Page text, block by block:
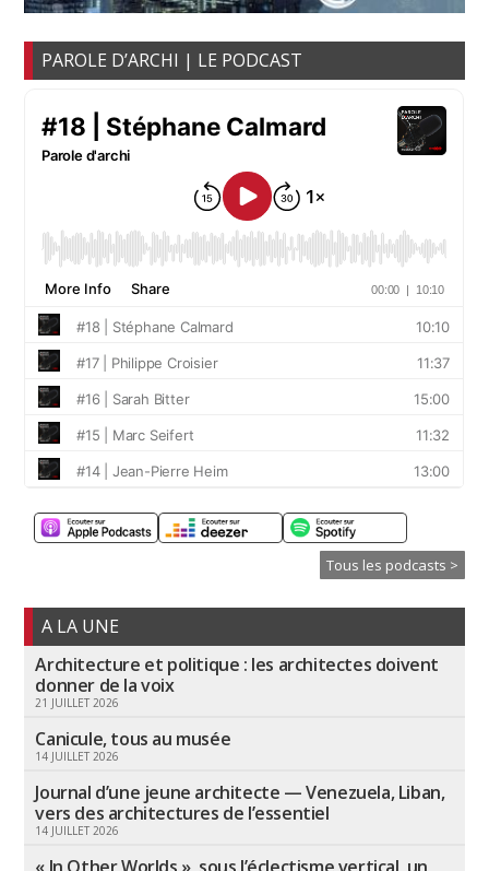
PAROLE D’ARCHI | LE PODCAST
Tous les podcasts >
A LA UNE
Architecture et politique : les architectes doivent
donner de la voix
21 JUILLET 2026
Canicule, tous au musée
14 JUILLET 2026
Journal d’une jeune architecte — Venezuela, Liban,
vers des architectures de l’essentiel
14 JUILLET 2026